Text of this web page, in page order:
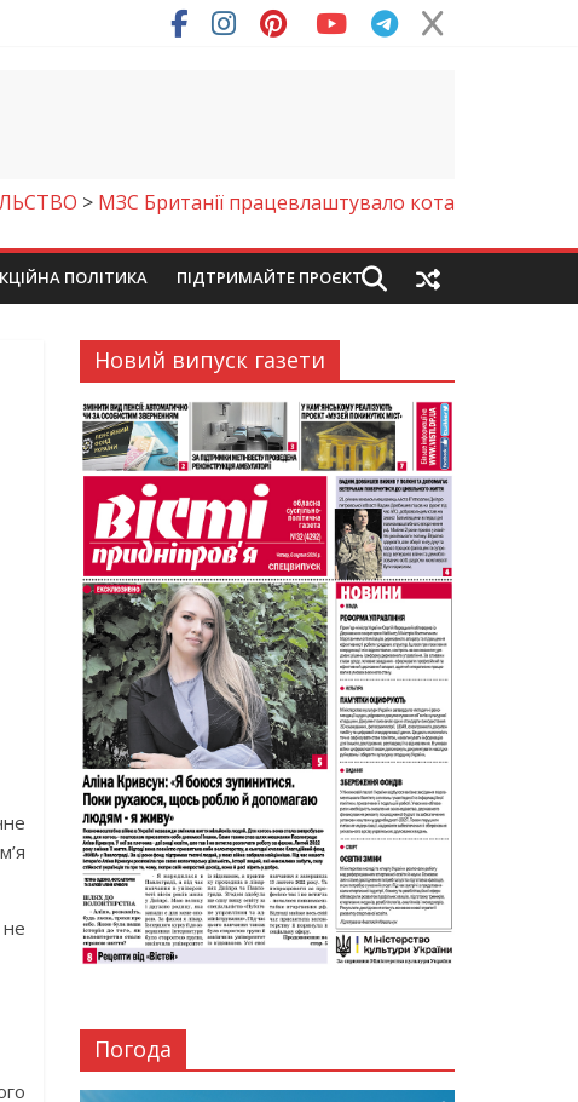
(Фото)
> МЗС Британії працевлаштувало кота
ПОЛІТИКА ПІДТРИМАЙТЕ ПРОЄКТ
Новий випуск газети
Погода